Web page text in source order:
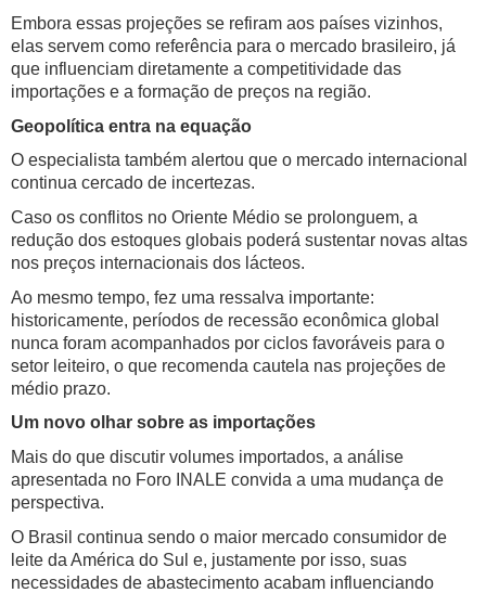
Embora essas projeções se refiram aos países vizinhos,
elas servem como referência para o mercado brasileiro, já
que influenciam diretamente a competitividade das
importações e a formação de preços na região.
Geopolítica entra na equação
O especialista também alertou que o mercado internacional
continua cercado de incertezas.
Caso os conflitos no Oriente Médio se prolonguem, a
redução dos estoques globais poderá sustentar novas altas
nos preços internacionais dos lácteos.
Ao mesmo tempo, fez uma ressalva importante:
historicamente, períodos de recessão econômica global
nunca foram acompanhados por ciclos favoráveis para o
setor leiteiro, o que recomenda cautela nas projeções de
médio prazo.
Um novo olhar sobre as importações
Mais do que discutir volumes importados, a análise
apresentada no Foro INALE convida a uma mudança de
perspectiva.
O Brasil continua sendo o maior mercado consumidor de
leite da América do Sul e, justamente por isso, suas
necessidades de abastecimento acabam influenciando